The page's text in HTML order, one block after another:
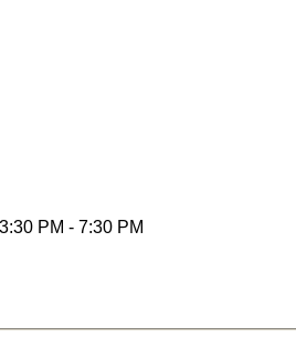
PM - 7:30 PM